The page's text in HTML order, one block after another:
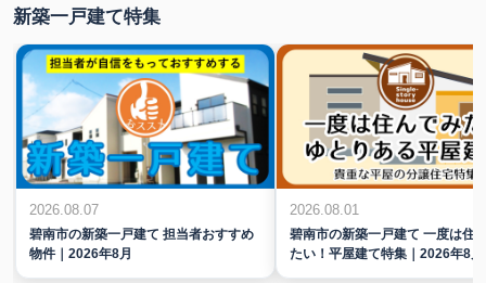
新築一戸建て特集
2026.08.07
碧南市の新築一戸建て 担当者おすすめ
物件｜2026年8月
2026.08.01
碧南市の新築一戸建て 一度は住
たい！平屋建て特集｜2026年8月